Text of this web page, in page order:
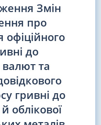
Змін
про
офіційного
до
та
гривні до
облікової